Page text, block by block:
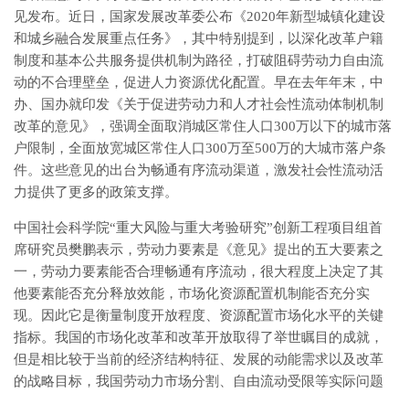
见发布。近日，国家发展改革委公布《2020年新型城镇化建设
和城乡融合发展重点任务》，其中特别提到，以深化改革户籍
制度和基本公共服务提供机制为路径，打破阻碍劳动力自由流
动的不合理壁垒，促进人力资源优化配置。早在去年年末，中
办、国办就印发《关于促进劳动力和人才社会性流动体制机制
改革的意见》，强调全面取消城区常住人口300万以下的城市落
户限制，全面放宽城区常住人口300万至500万的大城市落户条
件。这些意见的出台为畅通有序流动渠道，激发社会性流动活
力提供了更多的政策支撑。
中国社会科学院“重大风险与重大考验研究”创新工程项目组首
席研究员樊鹏表示，劳动力要素是《意见》提出的五大要素之
一，劳动力要素能否合理畅通有序流动，很大程度上决定了其
他要素能否充分释放效能，市场化资源配置机制能否充分实
现。因此它是衡量制度开放程度、资源配置市场化水平的关键
指标。我国的市场化改革和改革开放取得了举世瞩目的成就，
但是相比较于当前的经济结构特征、发展的动能需求以及改革
的战略目标，我国劳动力市场分割、自由流动受限等实际问题